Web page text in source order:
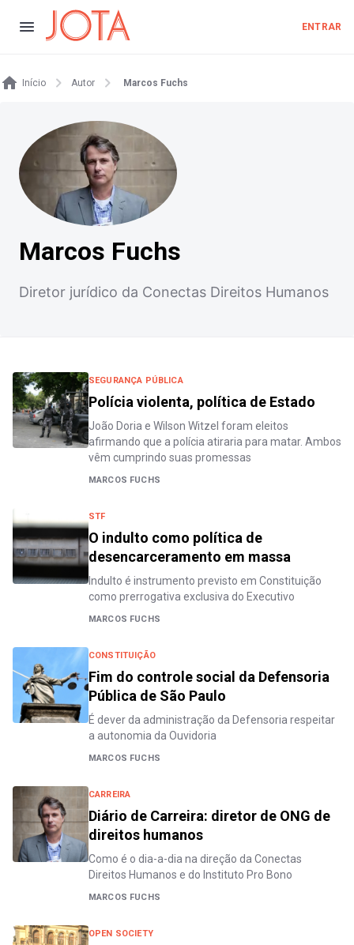
ENTRAR
Início Autor Marcos Fuchs
Marcos Fuchs
Diretor jurídico da Conectas Direitos Humanos
SEGURANÇA PÚBLICA
Polícia violenta, política de Estado
João Doria e Wilson Witzel foram eleitos
afirmando que a polícia atiraria para matar. Ambos
vêm cumprindo suas promessas
MARCOS FUCHS
STF
O indulto como política de
desencarceramento em massa
Indulto é instrumento previsto em Constituição
como prerrogativa exclusiva do Executivo
MARCOS FUCHS
CONSTITUIÇÃO
Fim do controle social da Defensoria
Pública de São Paulo
É dever da administração da Defensoria respeitar
a autonomia da Ouvidoria
MARCOS FUCHS
CARREIRA
Diário de Carreira: diretor de ONG de
direitos humanos
Como é o dia-a-dia na direção da Conectas
Direitos Humanos e do Instituto Pro Bono
MARCOS FUCHS
OPEN SOCIETY